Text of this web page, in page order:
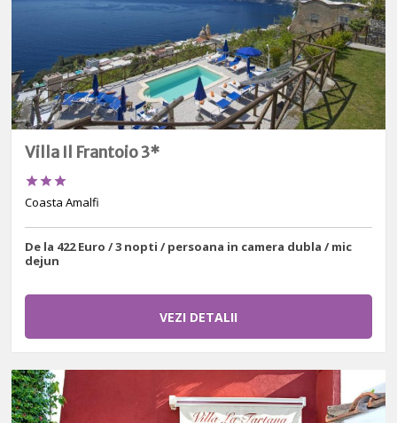
Villa Il Frantoio 3*

Coasta Amalfi
De la 422 Euro / 3 nopti / persoana in camera dubla / mic
dejun
VEZI DETALII